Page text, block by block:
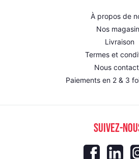
À propos de
Nos
Livraison
Termes et
Nous
Paiements en 2 & 3
SUIVEZ-